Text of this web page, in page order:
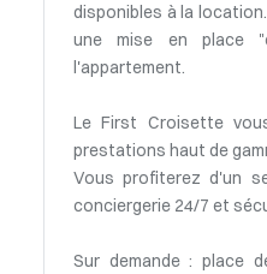
disponibles à la
une mise en place
l'appartement.
Le First Croisette
prestations haut de
Vous profiterez d'un
conciergerie 24/7 et
Sur demande : place